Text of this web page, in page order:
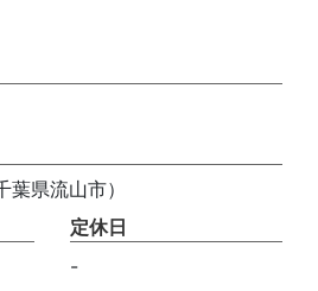
県流山市）
定休日
-